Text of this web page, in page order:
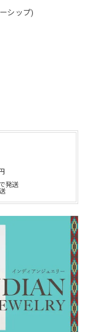
シップ)
発送